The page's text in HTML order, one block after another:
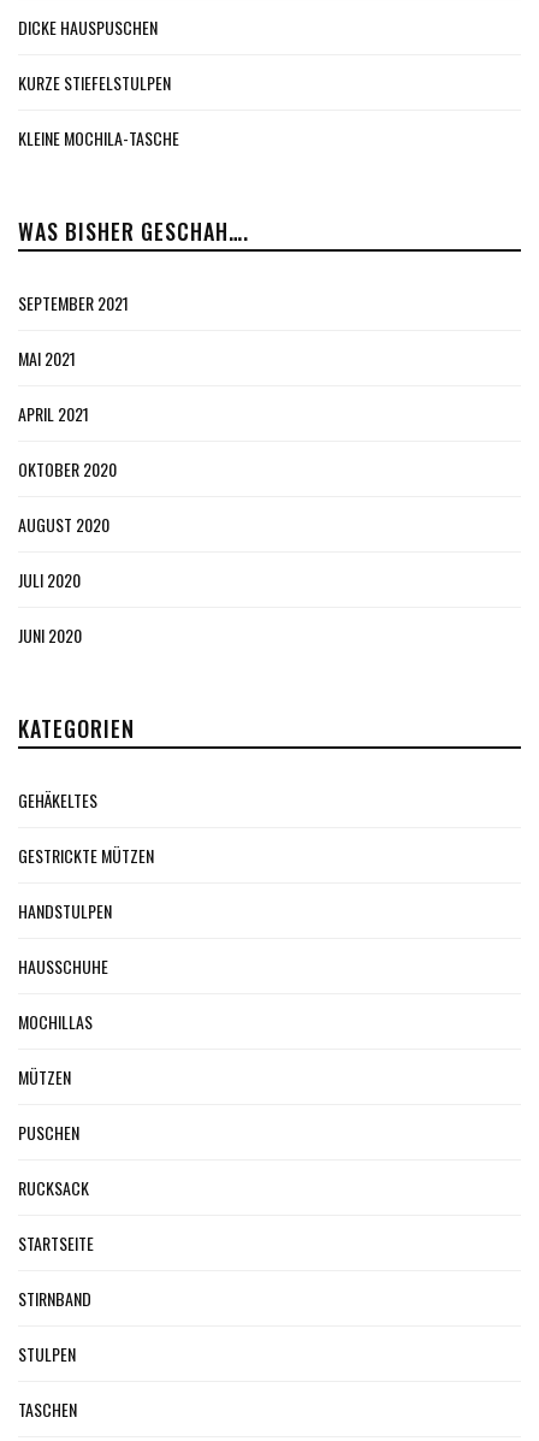
DICKE HAUSPUSCHEN
KURZE STIEFELSTULPEN
KLEINE MOCHILA-TASCHE
WAS BISHER GESCHAH….
SEPTEMBER 2021
MAI 2021
APRIL 2021
OKTOBER 2020
AUGUST 2020
JULI 2020
JUNI 2020
KATEGORIEN
GEHÄKELTES
GESTRICKTE MÜTZEN
HANDSTULPEN
HAUSSCHUHE
MOCHILLAS
MÜTZEN
PUSCHEN
RUCKSACK
STARTSEITE
STIRNBAND
STULPEN
TASCHEN